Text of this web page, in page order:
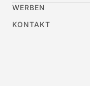
WERBEN
KONTAKT